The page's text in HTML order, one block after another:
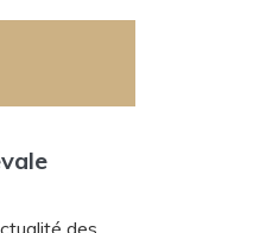
des